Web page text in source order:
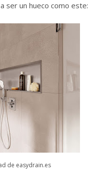
ser un hueco como este:
de easydrain.es